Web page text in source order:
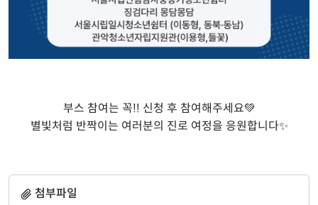
부스 참여는 꼭!! 신청 후 참여해주세요💚
별빛처럼 반짝이는 여러분의 진로 여정을 응원합니다✨
첨부파일